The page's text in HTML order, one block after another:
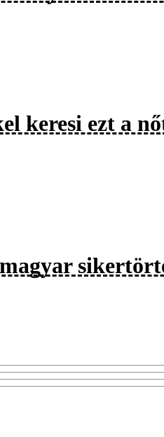
keresi ezt a